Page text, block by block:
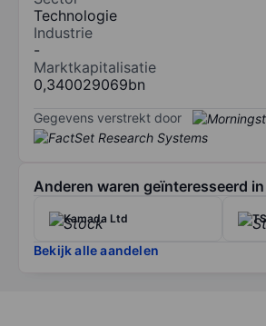
Technologie
Industrie
-
Marktkapitalisatie
0,340029069bn
Gegevens verstrekt door
Anderen waren geïnteresseerd in
Kamada Ltd
Bekijk alle aandelen